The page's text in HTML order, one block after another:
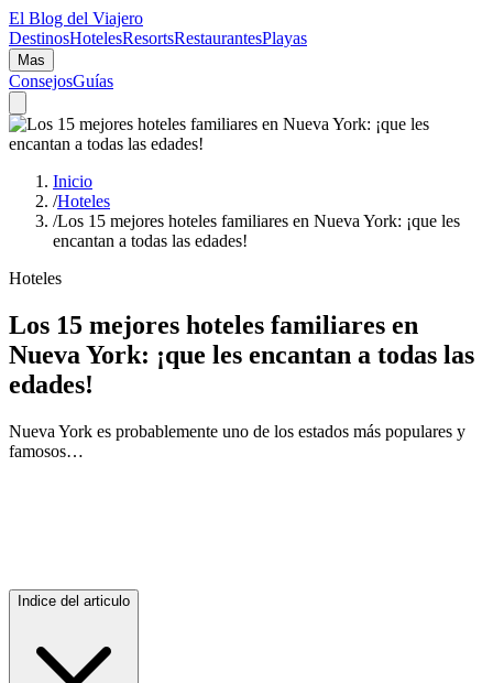
El Blog del Viajero
DestinosHotelesResortsRestaurantesPlayas
Mas
ConsejosGuías
Inicio
/Hoteles
/Los 15 mejores hoteles familiares en Nueva York: ¡que les
encantan a todas las edades!
Hoteles
Los 15 mejores hoteles familiares en
Nueva York: ¡que les encantan a todas las
edades!
Nueva York es probablemente uno de los estados más populares y
famosos…
Indice del articulo